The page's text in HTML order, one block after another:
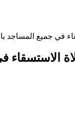
في جميع المساجد